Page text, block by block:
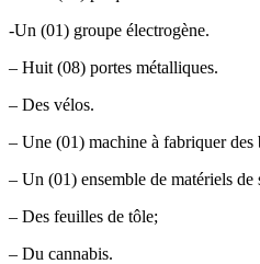
-Un (01) groupe électrogène.
– Huit (08) portes métalliques.
– Des vélos.
– Une (01) machine à fabriquer des
– Un (01) ensemble de matériels de
– Des feuilles de tôle;
– Du cannabis.